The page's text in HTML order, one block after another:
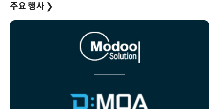
주요 행사 ❯